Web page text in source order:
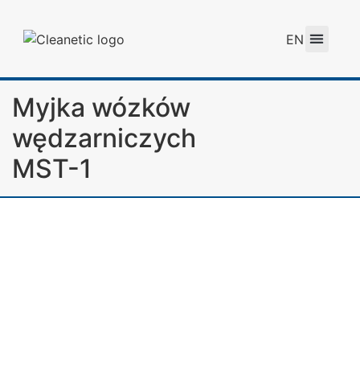
EN
Myjka wózków
wędzarniczych
MST-1